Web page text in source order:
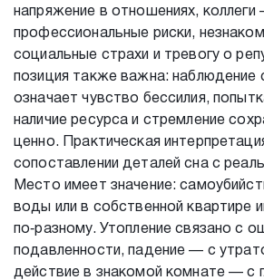
напряжение в отношениях, коллеги
профессиональные риски,
социальные страхи и тревогу о
позиция также важна: наблюдение
означает чувство бессилия,
наличие ресурса и стремление
ценно. Практическая
сопоставлении деталей сна с
Место имеет значение:
воды или в собственной квартире
по‑разному. Утопление связано с
подавленности, падение — с
действие в знакомой комнате — с